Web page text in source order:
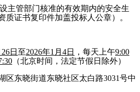
主管部门核准的有效期内的安全生
质证书复印件加盖投标人公章）。
26日 至2026年1 月 4日 ，每天上午9:00
（北京时间， 法定节假日 除外）
区东晓街道东晓社区太白路3031号中